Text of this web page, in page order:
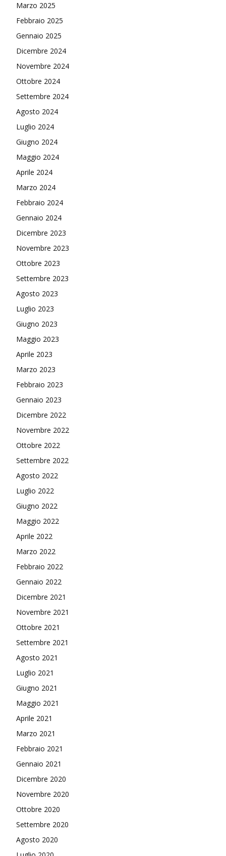
Marzo 2025
Febbraio 2025
Gennaio 2025
Dicembre 2024
Novembre 2024
Ottobre 2024
Settembre 2024
Agosto 2024
Luglio 2024
Giugno 2024
Maggio 2024
Aprile 2024
Marzo 2024
Febbraio 2024
Gennaio 2024
Dicembre 2023
Novembre 2023
Ottobre 2023
Settembre 2023
Agosto 2023
Luglio 2023
Giugno 2023
Maggio 2023
Aprile 2023
Marzo 2023
Febbraio 2023
Gennaio 2023
Dicembre 2022
Novembre 2022
Ottobre 2022
Settembre 2022
Agosto 2022
Luglio 2022
Giugno 2022
Maggio 2022
Aprile 2022
Marzo 2022
Febbraio 2022
Gennaio 2022
Dicembre 2021
Novembre 2021
Ottobre 2021
Settembre 2021
Agosto 2021
Luglio 2021
Giugno 2021
Maggio 2021
Aprile 2021
Marzo 2021
Febbraio 2021
Gennaio 2021
Dicembre 2020
Novembre 2020
Ottobre 2020
Settembre 2020
Agosto 2020